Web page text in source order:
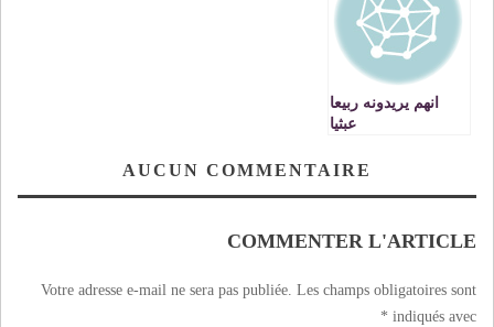
انهم يريدونه ربيعا
عبثيا
AUCUN COMMENTAIRE
COMMENTER L'ARTICLE
Votre adresse e-mail ne sera pas publiée. Les champs obligatoires sont
indiqués avec
*